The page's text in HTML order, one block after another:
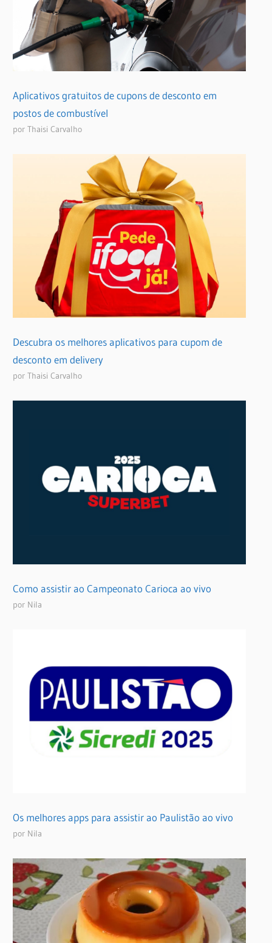
Aplicativos gratuitos de cupons de desconto em
postos de combustível
por Thaisi Carvalho
Descubra os melhores aplicativos para cupom de
desconto em delivery
por Thaisi Carvalho
Como assistir ao Campeonato Carioca ao vivo
por Nila
Os melhores apps para assistir ao Paulistão ao vivo
por Nila